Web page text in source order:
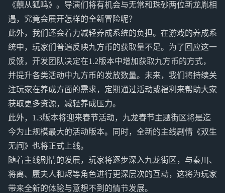
《囍从狐鸣》。导演们将有机会与无常和珠砂两位新龙胤相
遇，究竟会展开怎样的全新冒险呢？
此外，我们还会着力减轻养成系统的负担。在游戏的养成系
统中，玩家们普遍反映九方币的获取量不足。为了回应这一
反馈，开发团队决定在1.2版本中增加获取九方币的方式，
并提升各类活动中九方币的发放数量。未来，我们将持续关
注玩家在养成方面的需求，定期通过活动或福利来帮助大家
获取更多资源，减轻养成压力。
此外，1.3版本将迎来春节活动，九龙春节主题街区将是迄
今为止规模最大的活动版本。同时，全新的主线剧情《双生
无间》也将正式上线。
随着主线剧情的发展，玩家将逐步深入九龙街区，与秦川、
将离、蜃夫人和烬等角色进行更深层次的互动，这将为玩家
带来全新的体验与意想不到的情节发展。